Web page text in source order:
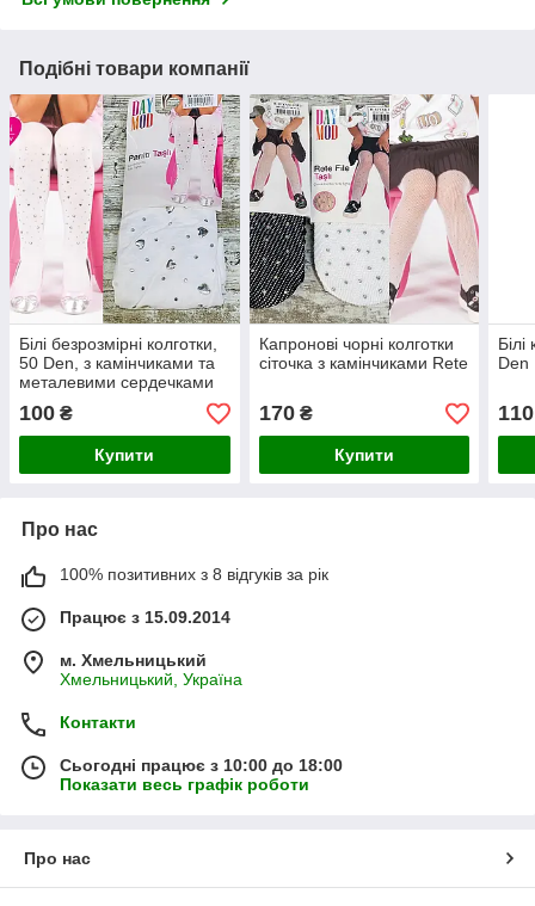
Подібні товари компанії
Білі безрозмірні колготки,
50 Den, з камінчиками та
металевими сердечками
100 ₴
Купити
Капронові чорні колготки
сіточка з камінчиками Rete
170₴
Купити
Den
110
Про нас
100% позитивних з 8 відгуків за рік
Працює з 15.09.2014
м. Хмельницький
Хмельницький, Україна
Контакти
Сьогодні працює з 10:00 до 18:00
Показати весь графік роботи
Про нас